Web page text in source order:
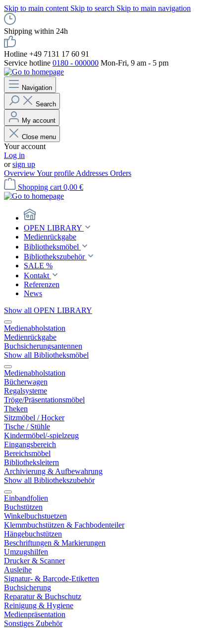
Skip to main content Skip to search Skip to main navigation
Shipping within 24h
Hotline +49 7131 17 60 91
Service hotline 0180 - 000000 Mon-Fri, 9 am - 5 pm
Navigation
Search
My account
Close menu
Your account
Log in
orsign up
OverviewYour profile Addresses Orders
Shopping cart 0,00 €
OPEN LIBRARY
Medienrückgabe
Bibliotheksmöbel
Bibliothekszubehör
SALE %
Kontakt
Referenzen
News
Show all OPEN LIBRARY
Medienabholstation
Medienrückgabe
Buchsicherungsantennen
Show all Bibliotheksmöbel
Medienabholstation
Bücherwagen
Regalsysteme
Tröge/Präsentationsmöbel
Theken
Sitzmöbel / Hocker
Tische / Stühle
Kindermöbel/-spielzeug
Eingangsbereich
Bereichsmöbel
Bibliotheksleitern
Archivierung & Aufbewahrung
Show all Bibliothekszubehör
Einbandfolien
Buchstützen
Winkelbuchstuetzen
Klemmbuchstützen & Fachbodenteiler
Hängebuchstützen
Beschriftungen & Markierungen
Umzugshilfen
Drucker & Scanner
Ausleihe
Signatur- & Barcode-Etiketten
Buchsicherung
Reparatur & Buchschutz
Reinigung & Hygiene
Medienpräsentation
Sonstiges Zubehör